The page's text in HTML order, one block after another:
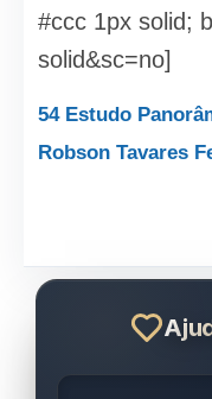
#ccc 1px solid;
solid&sc=no]
54 Estudo
Robson Tavares